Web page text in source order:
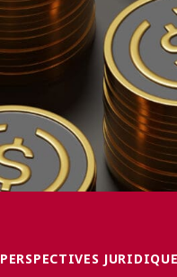
ENGLISH
S’abonner aux articles
S’abonner
PERSPECTIVES